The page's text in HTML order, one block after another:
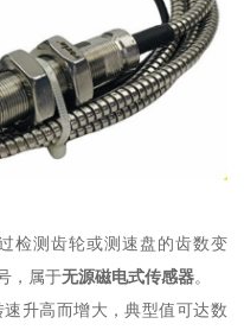
检测齿轮或测速盘的齿数变
，属于‌无源磁电式传感器‌。
速升高而增大，典型值可达数